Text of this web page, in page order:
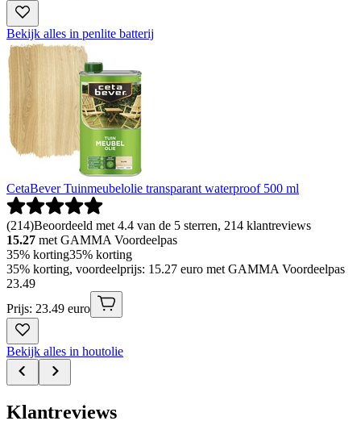
Bekijk alles in penlite batterij
CetaBever Tuinmeubelolie transparant waterproof 500 ml
(214)Beoordeeld met 4.4 van de 5 sterren, 214 klantreviews
15.27 met GAMMA Voordeelpas
35% korting35% korting
35% korting, voordeelprijs: 15.27 euro met GAMMA Voordeelpas
23.49
Prijs: 23.49 euro
Bekijk alles in houtolie
Klantreviews